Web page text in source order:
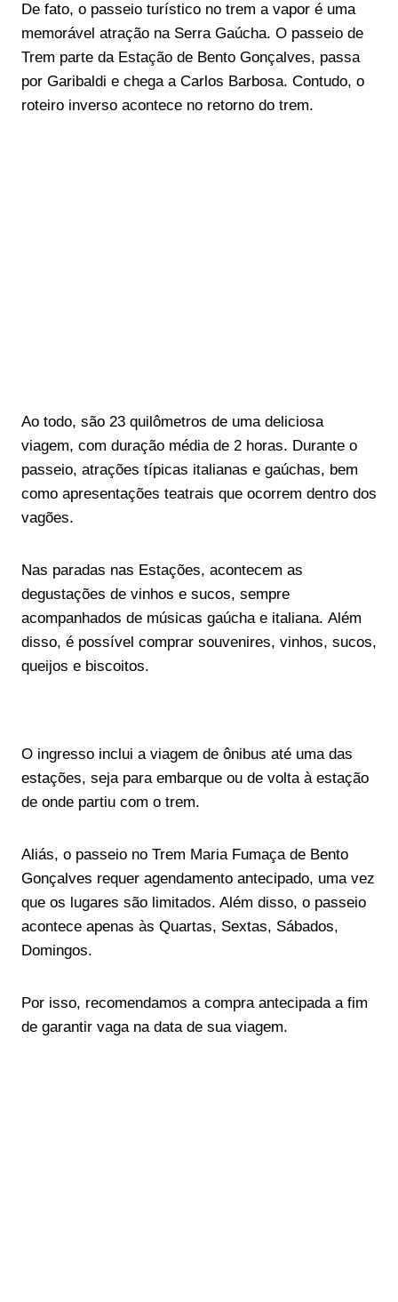
De fato, o passeio turístico no trem a vapor é uma
memorável atração na Serra Gaúcha. O passeio de
Trem parte da Estação de Bento Gonçalves, passa
por Garibaldi e chega a Carlos Barbosa. Contudo, o
roteiro inverso acontece no retorno do trem.
Ao todo, são 23 quilômetros de uma deliciosa
viagem, com duração média de 2 horas. Durante o
passeio, atrações típicas italianas e gaúchas, bem
como apresentações teatrais que ocorrem dentro dos
vagões.
Nas paradas nas Estações, acontecem as
degustações de vinhos e sucos, sempre
acompanhados de músicas gaúcha e italiana. Além
disso, é possível comprar souvenires, vinhos, sucos,
queijos e biscoitos.
O ingresso inclui a viagem de ônibus até uma das
estações, seja para embarque ou de volta à estação
de onde partiu com o trem.
Aliás, o passeio no Trem Maria Fumaça de Bento
Gonçalves requer agendamento antecipado, uma vez
que os lugares são limitados. Além disso, o passeio
acontece apenas às Quartas, Sextas, Sábados,
Domingos.
Por isso, recomendamos a compra antecipada a fim
de garantir vaga na data de sua viagem.